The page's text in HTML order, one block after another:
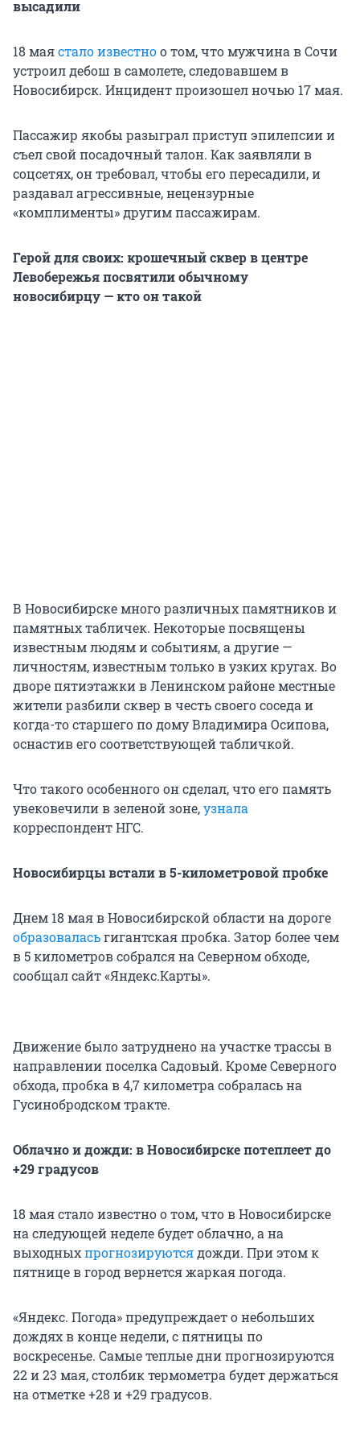
высадили
18 маястало известноо том, что мужчина в Сочи
устроил дебош в самолете, следовавшем в
Новосибирск. Инцидент произошел ночью 17 мая.
Пассажир якобы разыграл приступ эпилепсии и
съел свой посадочный талон. Как заявляли в
соцсетях, он требовал, чтобы его пересадили, и
раздавал агрессивные, нецензурные
«комплименты» другим пассажирам.
Герой для своих: крошечный сквер в центре
Левобережья посвятили обычному
новосибирцу — кто он такой
В Новосибирске много различных памятников и
памятных табличек. Некоторые посвящены
известным людям и событиям, а другие —
личностям, известным только в узких кругах. Во
дворе пятиэтажки в Ленинском районе местные
жители разбили сквер в честь своего соседа и
когда-то старшего по дому Владимира Осипова,
оснастив его соответствующей табличкой.
Что такого особенного он сделал, что его память
увековечили в зеленой зоне,узнала
корреспондент НГС.
Новосибирцы встали в 5-километровой пробке
Днем 18 мая в Новосибирской области на дороге
образоваласьгигантская пробка. Затор более чем
в 5 километров собрался на Северном обходе,
сообщал сайт «Яндекс.Карты».
Движение было затруднено на участке трассы в
направлении поселка Садовый. Кроме Северного
обхода, пробка в 4,7 километра собралась на
Гусинобродском тракте.
Облачно и дожди: в Новосибирске потеплеет до
+29 градусов
18 мая стало известно о том, что в Новосибирске
на следующей неделе будет облачно, а на
выходныхпрогнозируютсядожди. При этом к
пятнице в город вернется жаркая погода.
«Яндекс. Погода» предупреждает о небольших
дождях в конце недели, с пятницы по
воскресенье. Самые теплые дни прогнозируются
22 и 23 мая, столбик термометра будет держаться
на отметке +28 и +29 градусов.